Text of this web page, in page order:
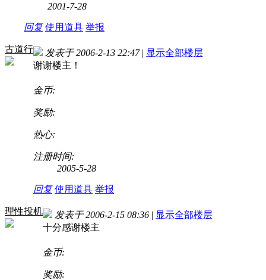
2001-7-28
回复 使用道具 举报
古道行 发表于 2006-2-13 22:47 | 显示全部楼层
谢谢楼主！
金币:
奖励:
热心:
注册时间:
2005-5-28
回复 使用道具 举报
理性投机 发表于 2006-2-15 08:36 | 显示全部楼层
十分感谢楼主
金币:
奖励: